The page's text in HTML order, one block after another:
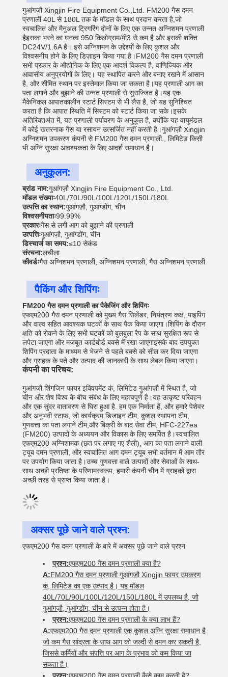
गुआंगज़ौ Xingjin Fire Equipment Co.,Ltd. FM200 गैस दमन
प्रणाली 40L से 180L तक के मॉडल के साथ प्रदान करता है,जो
स्वचालित और मैनुअल ट्रिगरिंग दोनों के लिए एक उन्नत अग्निशमन प्रणाली
हैइसका भरने का घनत्व 950 किलोग्राम/मी3 से कम है और इसकी शक्ति
DC24V/1.6A है। इसे अग्निशमन के उद्देश्यों के लिए कुशल और
विश्वसनीय होने के लिए डिज़ाइन किया गया है।FM200 गैस दमन प्रणाली
सभी प्रकार के औद्योगिक के लिए एक आदर्श विकल्प है, वाणिज्यिक और
आवासीय अनुप्रयोगों के लिए। यह स्थापित करने और बनाए रखने में आसान
है, और सीमित स्थान पर इस्तेमाल किया जा सकता है।यह प्रणाली आग का
पता लगाने और बुझाने की उन्नत प्रणाली से सुसज्जित है।यह एक
मैकेनिकल आपातकालीन स्टार्ट सिस्टम से भी लैस है, जो यह सुनिश्चित
करता है कि आपात स्थिति में सिस्टम को स्टार्ट किया जा सके।इसके
अतिरिक्तअंत में, यह प्रणाली पर्यावरण के अनुकूल है, क्योंकि यह वायुमंडल
में कोई खतरनाक गैस या रसायन उत्सर्जित नहीं करती है।गुआंगज़ौ Xingjin
अग्निशमन उपकरण कंपनी से FM200 गैस दमन प्रणाली., लिमिटेड किसी
भी अग्नि सुरक्षा आवश्यकता के लिए आदर्श समाधान है।
अनुकूलन:
ब्रांड नाम:गुआंगज़ौ Xingjin Fire Equipment Co., Ltd.
मॉडल संख्याः40L/70L/90L/100L/120L/150L/180L
उत्पत्ति का स्थान:गुआंगज़ौ, गुआंग्डोंग, चीन
विश्वसनीयताः99.99%
प्रकारःगैस से लगी आग को बुझाने की प्रणाली
उत्पत्तिःगुआंगज़ौ, गुआंग्डोंग, चीन
डिस्चार्ज का समय:≤10 सेकंड
संरचना:लचीला
कीवर्डःगैस अग्निशमन प्रणाली, अग्निशमन प्रणाली, गैस अग्निशमन प्रणाली
पैकिंग और शिपिंगः
FM200 गैस दमन प्रणाली का पैकेजिंग और शिपिंगः
एफएम200 गैस दमन प्रणाली को मुख्य गैस सिलेंडर, नियंत्रण कक्ष, पाइपिंग
और वाल्व सहित आवश्यक घटकों के साथ पैक किया जाएगा।शिपिंग के दौरान
क्षति को रोकने के लिए सभी घटकों को बुलबुला रैप के साथ सुरक्षित रूप से
लपेटा जाएगा और मजबूत कार्डबोर्ड बक्से में रखा जाएगाइसके बाद उपयुक्त
शिपिंग प्रदाता के माध्यम से भेजने से पहले बक्से को सील कर दिया जाएगा
और ग्राहक के पते और उत्पाद की जानकारी के साथ लेबल किया जाएगा।
कंपनी का परिचय:
गुआंगज़ौ शिंगजिन फायर इक्विपमेंट कं, लिमिटेड गुआंगज़ौ में स्थित है, जो
चीन और शेष विश्व के बीच संबंध के लिए महत्वपूर्ण है।यह उत्कृष्ट परिवहन
और एक सुंदर वातावरण से घिरा हुआ है. हम एक निर्माता हैं, और हमारे पेशेवर
और अनुभवी स्टाफ, जो कार्यक्रम डिजाइन टीम, कुशल स्थापना टीम,
गुणवत्ता का पता लगाने टीम,और बिक्री के बाद सेवा टीम, HFC-227ea
(FM200) उत्पादों के अध्ययन और विकास के लिए समर्पित है।स्वचालित
एफएम200 अग्निशामक (छत पर लगाए गए शैली), आग का पता लगाने वाली
ट्यूब दमन प्रणाली, और स्वचालित आग दमन ट्यूब सभी वर्तमान में आम तौर
पर उपयोग किया जाता है।उच्च गुणवत्ता वाले उत्पादों और सेवाओं के साथ-
साथ अच्छी प्रतिष्ठा के परिणामस्वरूप, हमारी कंपनी चीन में ग्राहकों द्वारा
अच्छी तरह से प्राप्त किया जाता है।
अक्सर पूछे जाने वाले प्रश्न:
एफएम200 गैस दमन प्रणाली के बारे में अक्सर पूछे जाने वाले प्रश्न
प्रश्न:एफएम200 गैस दमन प्रणाली क्या है?
A:FM200 गैस दमन प्रणाली गुआंगज़ौ Xingjin फायर उपकरण
कं, लिमिटेड का एक उत्पाद है। यह मॉडल
40L/70L/90L/100L/120L/150L/180L में उपलब्ध है, जो
गुआंगज़ौ, गुआंग्डोंग, चीन से उत्पन्न होता है।
प्रश्न:एफएम200 गैस दमन प्रणाली के क्या लाभ हैं?
A:एफएम200 गैस दमन प्रणाली एक कुशल अग्नि सुरक्षा समाधान है
जो कम गैस सांद्रता के साथ आग को जल्दी से दमन कर सकती है,
जिससे कर्मियों और संपत्ति पर आग के प्रभाव को कम किया जा
सकता है।